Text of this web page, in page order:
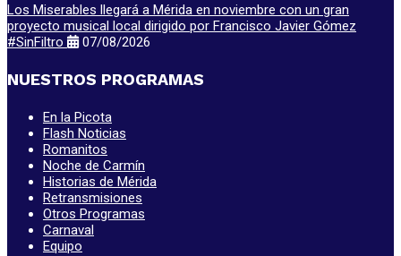
Los Miserables llegará a Mérida en noviembre con un gran
proyecto musical local dirigido por Francisco Javier Gómez
#SinFiltro
07/08/2026
NUESTROS PROGRAMAS
En la Picota
Flash Noticias
Romanitos
Noche de Carmín
Historias de Mérida
Retransmisiones
Otros Programas
Carnaval
Equipo